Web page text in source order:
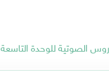
الصوتية للوحدة التاسعة